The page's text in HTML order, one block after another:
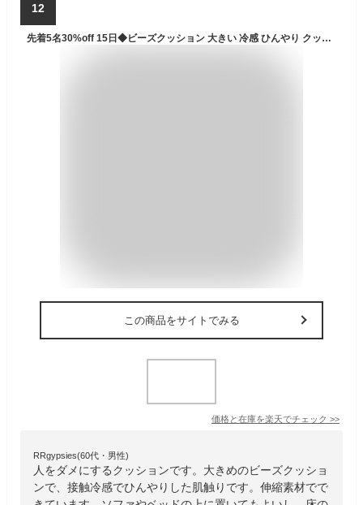
12
先着5名30%off 15日◆ビーズクッション 大きい 冷感 ひんやり クッション 人をダメにするクッション 洗える カバー 伸縮素材 接触冷感 おしゃれ かわいい 無地 大型 巨大 ビーズソファ ソファー 特大クッション リビング 子供部屋 涼しい 夏 夏用
この商品をサイトでみる
価格と在庫を楽天でチェック >>
RRgypsies(60代・男性)
人をダメにするクッションです。大きめのビーズクッショ
ンで、接触冷感でひんやりした肌触りです。伸縮素材でで